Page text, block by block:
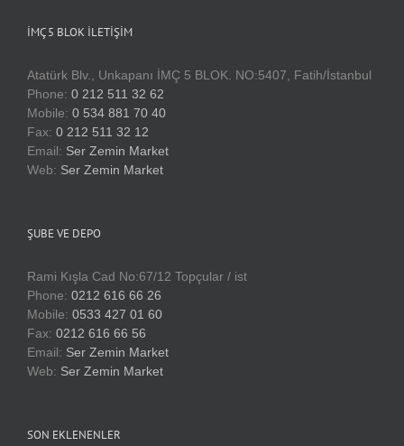
İMÇ 5 BLOK İLETIŞIM
Atatürk Blv., Unkapanı İMÇ 5 BLOK. NO:5407, Fatih/İstanbul
Phone: 0 212 511 32 62
Mobile: 0 534 881 70 40
Fax: 0 212 511 32 12
Email: Ser Zemin Market
Web: Ser Zemin Market
ŞUBE VE DEPO
Rami Kışla Cad No:67/12 Topçular / ist
Phone: 0212 616 66 26
Mobile: 0533 427 01 60
Fax: 0212 616 66 56
Email: Ser Zemin Market
Web: Ser Zemin Market
SON EKLENENLER